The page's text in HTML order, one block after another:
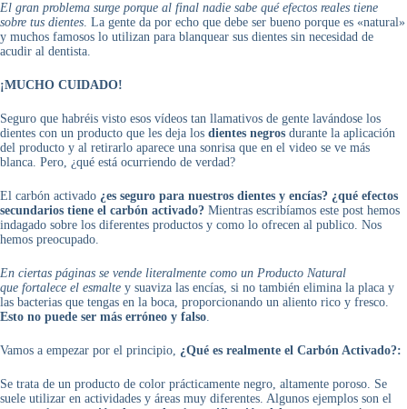
El gran problema surge porque al final nadie sabe qué efectos reales tiene
sobre tus dientes. La gente da por echo que debe ser bueno porque es «natural»
y muchos famosos lo utilizan para blanquear sus dientes sin necesidad de
acudir al dentista.
¡MUCHO CUIDADO!
Seguro que habréis visto esos vídeos tan llamativos de gente lavándose los
dientes con un producto que les deja los dientes negros durante la aplicación
del producto y al retirarlo aparece una sonrisa que en el video se ve más
blanca. Pero, ¿qué está ocurriendo de verdad?
El carbón activado ¿es seguro para nuestros dientes y encías? ¿qué efectos
secundarios tiene el carbón activado? Mientras escribíamos este post hemos
indagado sobre los diferentes productos y como lo ofrecen al publico. Nos
hemos preocupado.
En ciertas páginas se vende literalmente como un Producto Natural
que fortalece el esmalte y suaviza las encías, si no también elimina la placa y
las bacterias que tengas en la boca, proporcionando un aliento rico y fresco.
Esto no puede ser más erróneo y falso.
Vamos a empezar por el principio, ¿Qué es realmente el Carbón Activado?:
Se trata de un producto de color prácticamente negro, altamente poroso. Se
suele utilizar en actividades y áreas muy diferentes. Algunos ejemplos son el